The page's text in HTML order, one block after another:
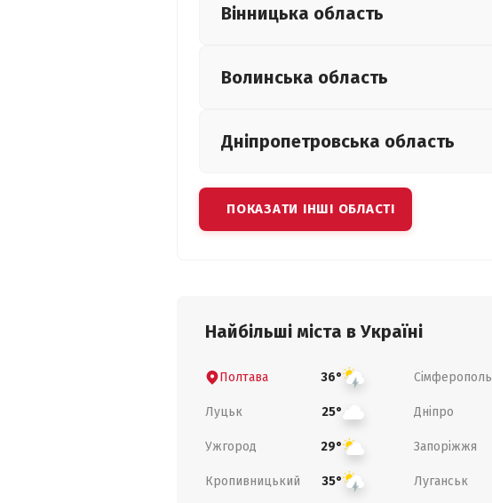
Вінницька область
Волинська область
Дніпропетровська область
ПОКАЗАТИ ІНШІ ОБЛАСТІ
Найбільші міста в Україні
Полтава 36° Сімферополь
Луцьк 25° Дніпро
Ужгород 29° Запоріжжя
Кропивницький 35° Луганськ